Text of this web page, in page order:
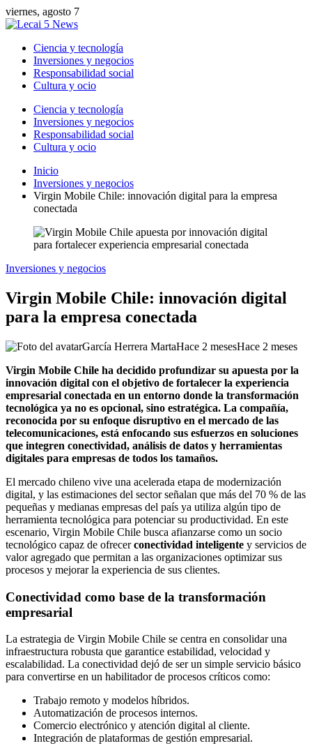
viernes, agosto 7
Ciencia y tecnología
Inversiones y negocios
Responsabilidad social
Cultura y ocio
Ciencia y tecnología
Inversiones y negocios
Responsabilidad social
Cultura y ocio
Inicio
Inversiones y negocios
Virgin Mobile Chile: innovación digital para la empresa
conectada
Inversiones y negocios
Virgin Mobile Chile: innovación digital
para la empresa conectada
García Herrera MartaHace 2 mesesHace 2 meses
Virgin Mobile Chile ha decidido profundizar su apuesta por la
innovación digital con el objetivo de fortalecer la experiencia
empresarial conectada en un entorno donde la transformación
tecnológica ya no es opcional, sino estratégica. La compañía,
reconocida por su enfoque disruptivo en el mercado de las
telecomunicaciones, está enfocando sus esfuerzos en soluciones
que integren conectividad, análisis de datos y herramientas
digitales para empresas de todos los tamaños.
El mercado chileno vive una acelerada etapa de modernización
digital, y las estimaciones del sector señalan que más del 70 % de las
pequeñas y medianas empresas del país ya utiliza algún tipo de
herramienta tecnológica para potenciar su productividad. En este
escenario, Virgin Mobile Chile busca afianzarse como un socio
tecnológico capaz de ofrecerconectividad inteligente y servicios de
valor agregado que permitan a las organizaciones optimizar sus
procesos y mejorar la experiencia de sus clientes.
Conectividad como base de la transformación
empresarial
La estrategia de Virgin Mobile Chile se centra en consolidar una
infraestructura robusta que garantice estabilidad, velocidad y
escalabilidad. La conectividad dejó de ser un simple servicio básico
para convertirse en un habilitador de procesos críticos como:
Trabajo remoto y modelos híbridos.
Automatización de procesos internos.
Comercio electrónico y atención digital al cliente.
Integración de plataformas de gestión empresarial.